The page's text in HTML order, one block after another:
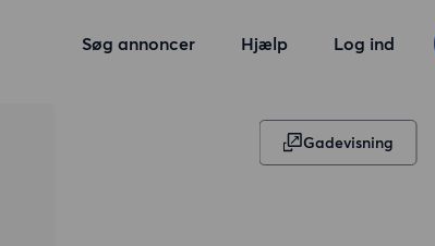
Søg annoncer Hjælp Log ind
Gadevisning